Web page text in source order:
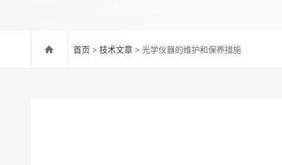
首页 > 技术文章 > 光学仪器的维护和保养措施